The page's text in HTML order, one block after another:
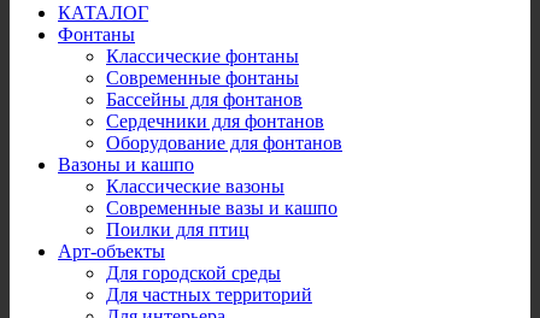
КАТАЛОГ
Фонтаны
Классические фонтаны
Современные фонтаны
Бассейны для фонтанов
Сердечники для фонтанов
Оборудование для фонтанов
Вазоны и кашпо
Классические вазоны
Современные вазы и кашпо
Поилки для птиц
Арт-объекты
Для городской среды
Для частных территорий